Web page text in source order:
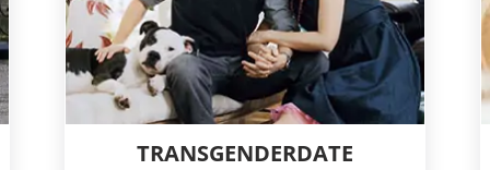
TRANSGENDERDATE